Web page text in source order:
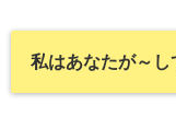
私はあなたが～し